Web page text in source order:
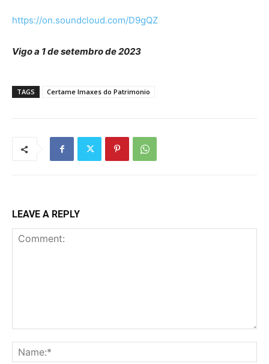
https://on.soundcloud.com/D9gQZ
Vigo a 1 de setembro de 2023
TAGS Certame Imaxes do Patrimonio
LEAVE A REPLY